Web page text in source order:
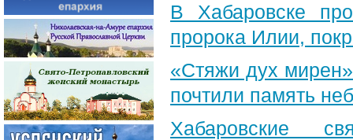
В Хабаровске
пророка Илии,
«Стяжи дух
почтили память
Хабаровские